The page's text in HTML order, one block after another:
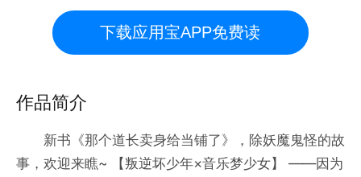
下载应用宝APP免费读
作品简介
新书《那个道长卖身给当铺了》，除妖魔鬼怪的故
事，欢迎来瞧~ 【叛逆坏少年×音乐梦少女】 ——因为